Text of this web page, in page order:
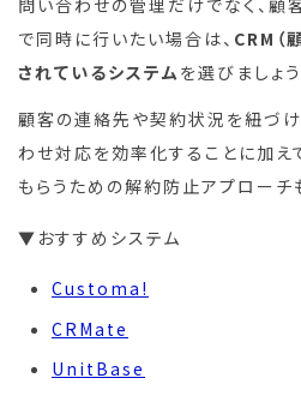
問い合わせの管理だけでなく、顧
で同時に行いたい場合は、 CRM（
されているシステムを選びましょう
顧客の連絡先や契約状況を紐づけ
わせ対応を効率化することに加え
もらうための解約防止アプローチ
▼おすすめシステム
Customa!
CRMate
UnitBase